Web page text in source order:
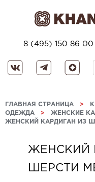
8 (495) 150 86 00
ГЛАВНАЯ СТРАНИЦА >
ОДЕЖДА > ЖЕНСКИЕ
ЖЕНСКИЙ КАРДИГАН ИЗ
ЖЕНСКИЙ
ШЕРСТИ